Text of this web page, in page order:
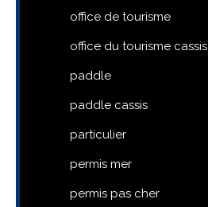
office de tourisme
office du tourisme cassis
paddle
paddle cassis
particulier
permis mer
permis pas cher